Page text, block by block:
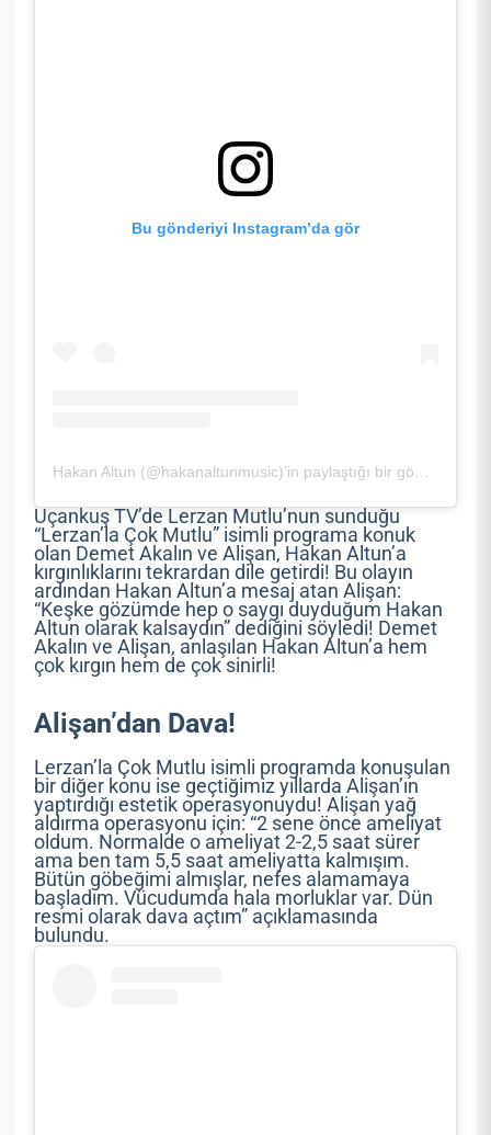
Bu gönderiyi Instagram’da gör
Hakan Altun (@hakanaltunmusic)’in paylaştığı bir gönderi
Uçankuş TV’de Lerzan Mutlu’nun sunduğu
“Lerzan’la Çok Mutlu” isimli programa konuk
olan Demet Akalın ve Alişan, Hakan Altun’a
kırgınlıklarını tekrardan dile getirdi! Bu olayın
ardından Hakan Altun’a mesaj atan Alişan:
“Keşke gözümde hep o saygı duyduğum Hakan
Altun olarak kalsaydın” dediğini söyledi! Demet
Akalın ve Alişan, anlaşılan Hakan Altun’a hem
çok kırgın hem de çok sinirli!
Alişan’dan Dava!
Lerzan’la Çok Mutlu isimli programda konuşulan
bir diğer konu ise geçtiğimiz yıllarda Alişan’ın
yaptırdığı estetik operasyonuydu! Alişan yağ
aldırma operasyonu için: “2 sene önce ameliyat
oldum. Normalde o ameliyat 2-2,5 saat sürer
ama ben tam 5,5 saat ameliyatta kalmışım.
Bütün göbeğimi almışlar, nefes alamamaya
başladım. Vücudumda hala morluklar var. Dün
resmi olarak dava açtım” açıklamasında
bulundu.